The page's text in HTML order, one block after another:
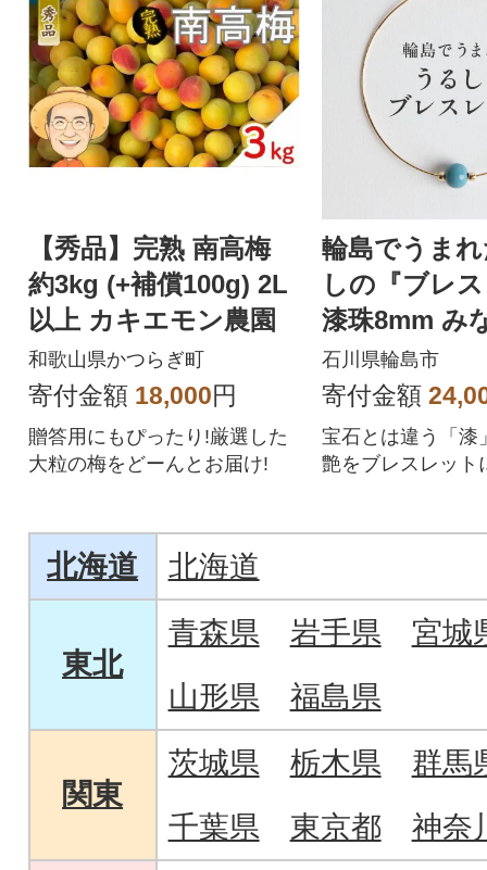
【秀品】完熟 南高梅
約3kg (+補償100g) 2L
以上 カキエモン農園
和歌山県かつらぎ町
寄付金額 18,000円
贈答用にもぴったり!厳選した
大粒の梅をどーんとお届け!
輪島でうま
しの『ブレ
漆珠8mm み
石川県輪島市
寄付金額
宝石とは違う「漆
艶をブレスレット
北海道 北海道
東北
青森県 岩手県
宮城
山形県
福島県
関東
茨城県 栃木県
群馬
千葉県
東京都 神奈